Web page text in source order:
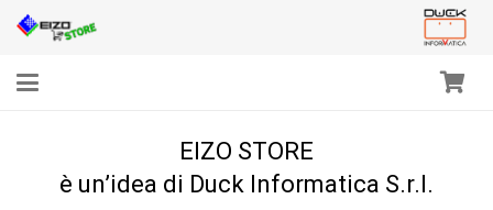
EIZO STORE
è un’idea di Duck Informatica S.r.l.